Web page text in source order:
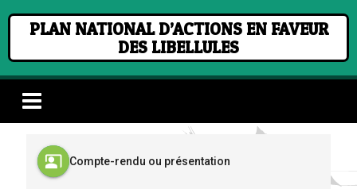
PLAN NATIONAL D’ACTIONS EN FAVEUR
DES LIBELLULES
co_present Compte-rendu ou présentation